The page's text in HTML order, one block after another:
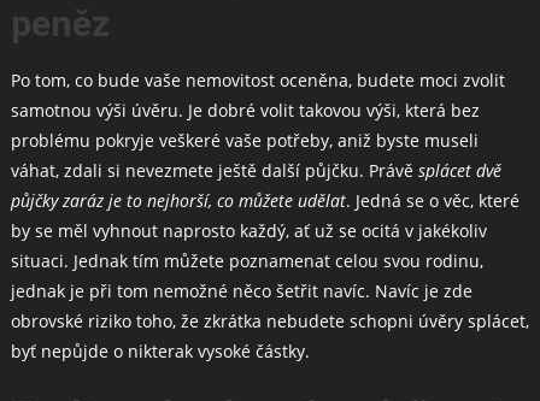
peněz
Po tom, co bude vaše nemovitost oceněna, budete moci zvolit
samotnou výši úvěru. Je dobré volit takovou výši, která bez
problému pokryje veškeré vaše potřeby, aniž byste museli
váhat, zdali si nevezmete ještě další půjčku. Právě splácet dvě
půjčky zaráz je to nejhorší, co můžete udělat. Jedná se o věc, které
by se měl vyhnout naprosto každý, ať už se ocitá v jakékoliv
situaci. Jednak tím můžete poznamenat celou svou rodinu,
jednak je při tom nemožné něco šetřit navíc. Navíc je zde
obrovské riziko toho, že zkrátka nebudete schopni úvěry splácet,
byť nepůjde o nikterak vysoké částky.